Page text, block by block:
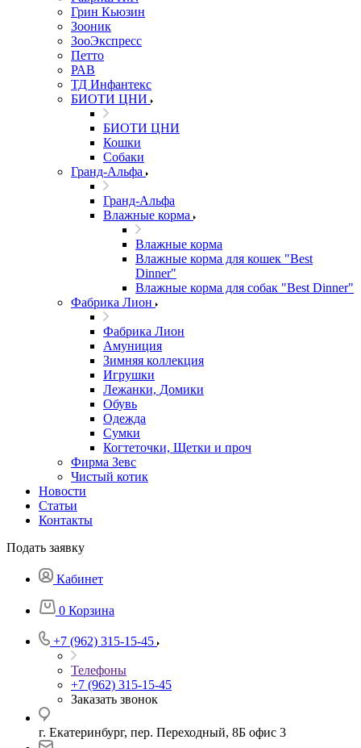
Грин Кьюзин
Зооник
ЗооЭкспресс
Петто
РАВ
ТД Инфантекс
БИОТИ ЦНИ
БИОТИ ЦНИ
Кошки
Собаки
Гранд-Альфа
Гранд-Альфа
Влажные корма
Влажные корма
Влажные корма для кошек "Best
Dinner"
Влажные корма для собак "Best Dinner"
Фабрика Лион
Фабрика Лион
Амуниция
Зимняя коллекция
Игрушки
Лежанки, Домики
Обувь
Одежда
Сумки
Когтеточки, Щетки и проч
Фирма Зевс
Чистый котик
Новости
Статьи
Контакты
Подать заявку
Кабинет
0 Корзина
+7 (962) 315-15-45
Телефоны
+7 (962) 315-15-45
Заказать звонок
г. Екатеринбург, пер. Переходный, 8Б офис 3